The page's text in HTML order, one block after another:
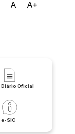
A A+
Diário Oficial
e-SIC